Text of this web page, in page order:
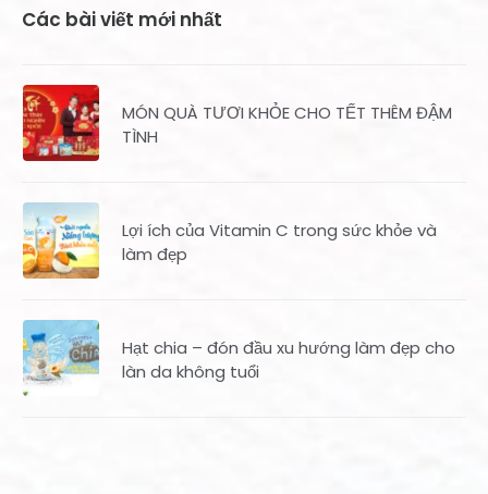
Các bài viết mới nhất
MÓN QUÀ TƯƠI KHỎE CHO TẾT THÊM ĐẬM
TÌNH
Lợi ích của Vitamin C trong sức khỏe và
làm đẹp
Hạt chia – đón đầu xu hướng làm đẹp cho
làn da không tuổi